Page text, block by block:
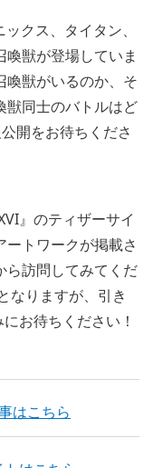
クス、タイタン、
獣が登場していま
喚獣がいるのか、そ
獣同士のバトルはど
開をお待ちくださ
』のティザーサイ
ートワークが掲載さ
ら訪問してみてくだ
なりますが、引き
お待ちください！
はこちら